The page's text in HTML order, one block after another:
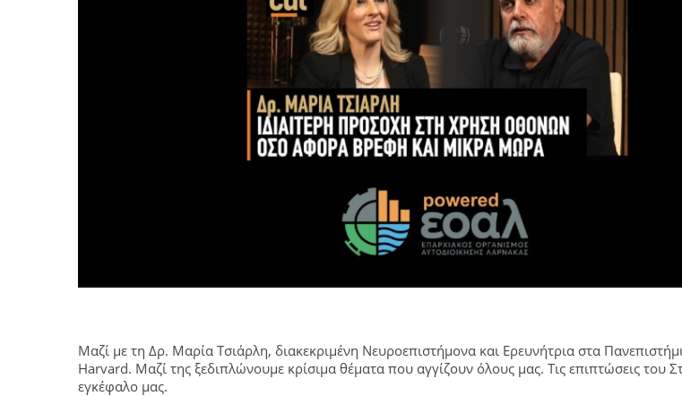
Μαζί με τη Δρ. Μαρία Τσιάρλη, διακεκριμένη Νευροεπιστήμονα και Ερευνήτρια στα
Harvard. Μαζί της ξεδιπλώνουμε κρίσιμα θέματα που αγγίζουν όλους μας. Tις επιπτώσεις του
εγκέφαλο μας.